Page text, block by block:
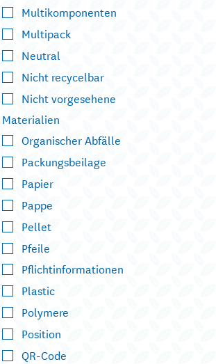
Multikomponenten
Multipack
Neutral
Nicht recycelbar
Nicht vorgesehene
Materialien
Organischer Abfälle
Packungsbeilage
Papier
Pappe
Pellet
Pfeile
Pflichtinformationen
Plastic
Polymere
Position
QR-Code